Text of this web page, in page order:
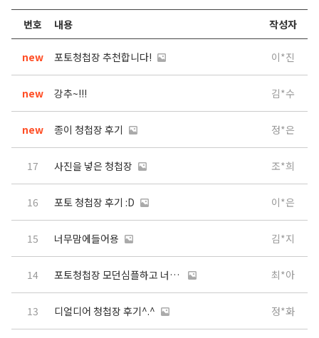
번호 내용 작성자
new 포토청첩장 추천합니다! 이*진
new 강추~!!! 김*수
new 종이 청첩장 후기 정*은
17 사진을 넣은 청첩장 조*희
16 포토 청첩장 후기 :D 이*은
15 너무맘에들어용 김*지
14 포토청첩장 모던심플하고 너무 만족스럽습니다 최*아
13 디얼디어 청첩장 후기^.^ 정*화